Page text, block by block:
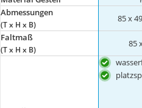
Abmessungen
(T x H x B)
85 x
Faltmaß
(T x H x B)
85